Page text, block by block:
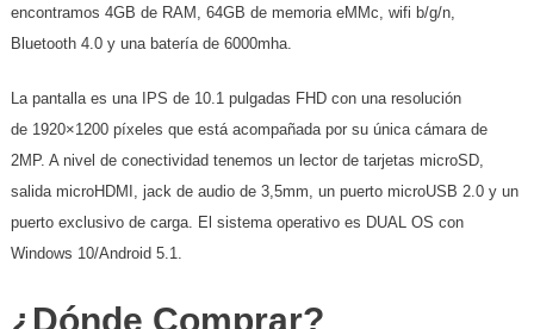
encontramos 4GB de RAM, 64GB de memoria eMMc, wifi b/g/n,
Bluetooth 4.0 y una batería de 6000mha.
La pantalla es una IPS de 10.1 pulgadas FHD con una resolución
de 1920×1200 píxeles que está acompañada por su única cámara de
2MP. A nivel de conectividad tenemos un lector de tarjetas microSD,
salida microHDMI, jack de audio de 3,5mm, un puerto microUSB 2.0 y un
puerto exclusivo de carga. El sistema operativo es DUAL OS con
Windows 10/Android 5.1.
¿Dónde Comprar?